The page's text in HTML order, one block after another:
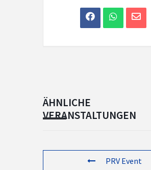
ÄHNLICHE
VERANSTALTUNGEN
PRV Event